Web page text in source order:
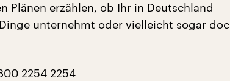
Plänen erzählen, ob Ihr in Deutschland
unternehmt oder vielleicht sogar
2254 2254